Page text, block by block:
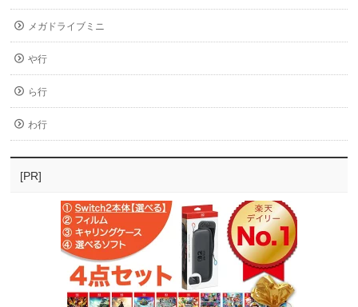
メガドライブミニ
や行
ら行
わ行
[PR]